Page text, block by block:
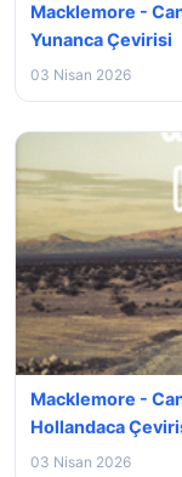
Macklemore -
Yunanca Çevirisi
03 Nisan 2026
Macklemore -
Hollandaca
03 Nisan 2026